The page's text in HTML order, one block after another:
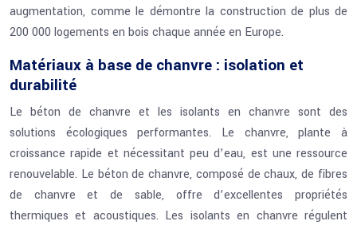
augmentation, comme le démontre la construction de plus de
200 000 logements en bois chaque année en Europe.
Matériaux à base de chanvre : isolation et
durabilité
Le béton de chanvre et les isolants en chanvre sont des
solutions écologiques performantes. Le chanvre, plante à
croissance rapide et nécessitant peu d’eau, est une ressource
renouvelable. Le béton de chanvre, composé de chaux, de fibres
de chanvre et de sable, offre d’excellentes propriétés
thermiques et acoustiques. Les isolants en chanvre régulent